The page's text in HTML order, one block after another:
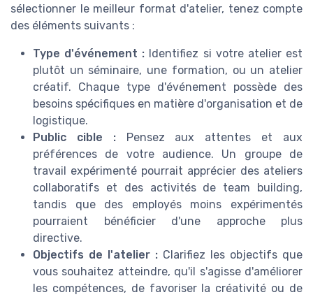
sélectionner le meilleur format d'atelier, tenez compte
des éléments suivants :
Type d'événement : Identifiez si votre atelier est
plutôt un séminaire, une formation, ou un atelier
créatif. Chaque type d'événement possède des
besoins spécifiques en matière d'organisation et de
logistique.
Public cible : Pensez aux attentes et aux
préférences de votre audience. Un groupe de
travail expérimenté pourrait apprécier des ateliers
collaboratifs et des activités de team building,
tandis que des employés moins expérimentés
pourraient bénéficier d'une approche plus
directive.
Objectifs de l'atelier : Clarifiez les objectifs que
vous souhaitez atteindre, qu'il s'agisse d'améliorer
les compétences, de favoriser la créativité ou de